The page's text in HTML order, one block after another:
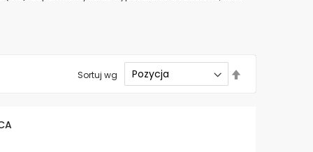
Sortuj wg
malejący